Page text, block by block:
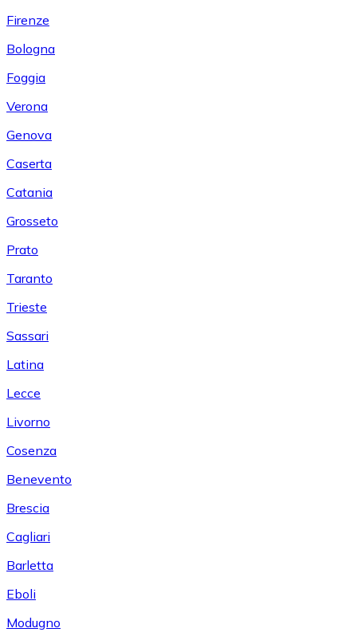
Firenze
Bologna
Foggia
Verona
Genova
Caserta
Catania
Grosseto
Prato
Taranto
Trieste
Sassari
Latina
Lecce
Livorno
Cosenza
Benevento
Brescia
Cagliari
Barletta
Eboli
Modugno